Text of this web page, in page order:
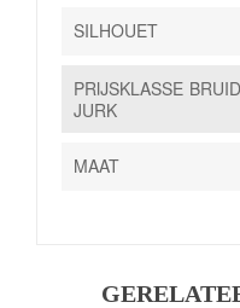
SILHOUET
PRIJSKLASSE
JURK
MAAT